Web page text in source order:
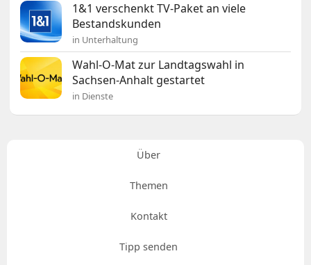
1&1 verschenkt TV-Paket an viele
Bestandskunden
in Unterhaltung
Wahl-O-Mat zur Landtagswahl in
Sachsen-Anhalt gestartet
in Dienste
Über
Themen
Kontakt
Tipp senden